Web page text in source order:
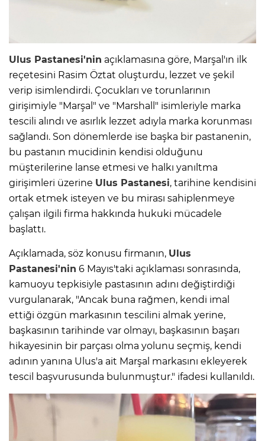
Ulus Pastanesi'nin açıklamasına göre, Marşal'ın ilk
reçetesini Rasim Öztat oluşturdu, lezzet ve şekil
verip isimlendirdi. Çocukları ve torunlarının
girişimiyle "Marşal" ve "Marshall" isimleriyle marka
tescili alındı ve asırlık lezzet adıyla marka korunması
sağlandı. Son dönemlerde ise başka bir pastanenin,
bu pastanın mucidinin kendisi olduğunu
müşterilerine lanse etmesi ve halkı yanıltma
girişimleri üzerine Ulus Pastanesi, tarihine kendisini
ortak etmek isteyen ve bu mirası sahiplenmeye
çalışan ilgili firma hakkında hukuki mücadele
başlattı.
Açıklamada, söz konusu firmanın, Ulus
Pastanesi'nin 6 Mayıs'taki açıklaması sonrasında,
kamuoyu tepkisiyle pastasının adını değiştirdiği
vurgulanarak, "Ancak buna rağmen, kendi imal
ettiği özgün markasının tescilini almak yerine,
başkasının tarihinde var olmayı, başkasının başarı
hikayesinin bir parçası olma yolunu seçmiş, kendi
adının yanına Ulus'a ait Marşal markasını ekleyerek
tescil başvurusunda bulunmuştur." ifadesi kullanıldı.